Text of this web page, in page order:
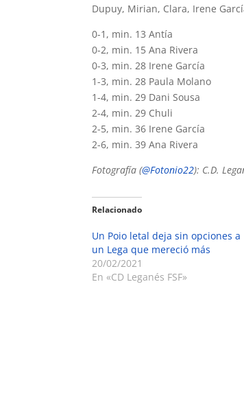
Dupuy, Mirian, Clara, Irene
0-1, min. 13 Antía
0-2, min. 15 Ana Rivera
0-3, min. 28 Irene García
1-3, min. 28 Paula Molano
1-4, min. 29 Dani Sousa
2-4, min. 29 Chuli
2-5, min. 36 Irene García
2-6, min. 39 Ana Rivera
Fotografía (@Fotonio22): C.D.
Relacionado
Un Poio letal deja sin opciones a
un Lega que mereció más
20/02/2021
En «CD Leganés FSF»